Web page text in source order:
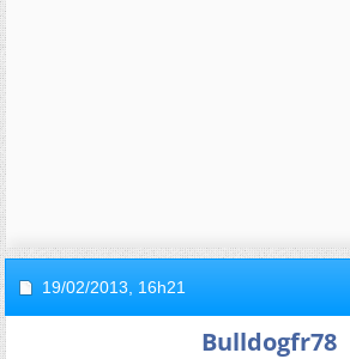
19/02/2013, 16h21
Bulldogfr78